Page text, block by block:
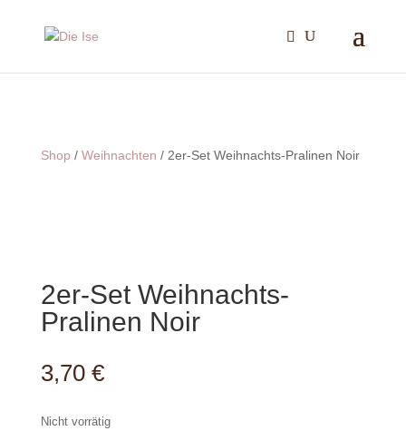
Shop / Weihnachten / 2er-Set Weihnachts-Pralinen Noir
2er-Set Weihnachts-
Pralinen Noir
3,70 €
Nicht vorrätig